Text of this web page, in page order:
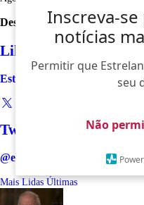
Inscreva-
notícias
Permitir que
seu
Não
Desculpe, não foi encontrado
Like
Estrelando
Twitter
@estrelando
Mais Lidas Últimas